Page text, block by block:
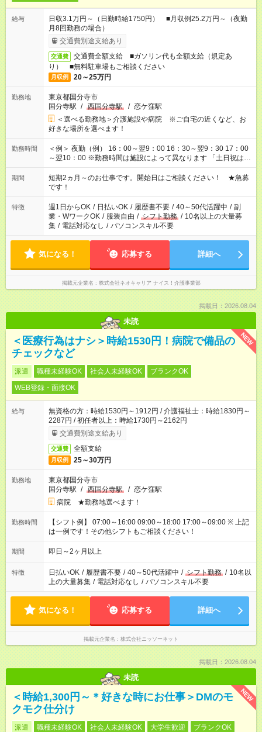
給与
日収3.1万円～（日勤時給1750円） ■月収例25.2万円～（夜勤
月8回勤務の場合）
交通費別途支給あり
交通費
交通費全額支給 ■ガソリン代も全額支給（規定あ
り） ■無料駐車場もご相談ください
月収例 20～25万円
勤務地
東京都国分寺市
国分寺駅 / 西国分寺駅 / 恋ケ窪駅
＜選べる勤務地＞介護施設や病院 ※ご自宅の近くなど、お
好きな場所を選べます！
勤務時間
＜例＞ 夜勤（例） 16：00～翌9：00 16：30～翌9：30 17：00
～翌10：00 ※勤務時間は施設によって異なります 「土日祝は休
みたい」 「しっかり稼ぎたい」 「もう少し遅い時間から始めた
い」など ご希望にあったお仕事をご案内いたします。 ※未経験
の方の場合は1～2ヶ月間は日中での仕事を経験いただき、 お
仕事に慣れてからの夜勤になります。 ★家庭の都合でお休みが
必要な場合も遠慮なくご相談ください。
期間
短期2ヵ月～のお仕事です。開始日はご相談ください！ ★急募
です！
特徴 週1日からOK / 日払いOK / 履歴書不要 / 40～50代活躍中 / 副
業・WワークOK / 服装自由 / シフト勤務 / 10名以上の大量募
集 / 電話対応なし / パソコンスキル不要
気になる！ 応募する 詳細へ
掲載元企業名 株式会社ネオキャリア ナイス！介護事業部
掲載日：2026.08.04
未読
NEW
＜医療行為はナシ＞時給1530円！病院で備品の
チェックなど
派遣 職種未経験OK 社会人未経験OK
ブランクOK
WEB登録・面接OK
給与
無資格の方：時給1530円～1912円 / 介護福祉士：時給1830円～
2287円 / 初任者以上：時給1730円～2162円
交通費別途支給あり
交通費 全額支給
月収例 25～30万円
勤務地
東京都国分寺市
国分寺駅 / 西国分寺駅 / 恋ケ窪駅
病院 ★勤務地選べます！
勤務時間
【シフト例】 07:00～16:00 09:00～18:00 17:00～09:00 ※ 上記
は一例です！その他シフトもご相談ください！
期間 即日～2ヶ月以上
特徴 日払いOK / 履歴書不要 / 40～50代活躍中 / シフト勤務 / 10名以
上の大量募集 / 電話対応なし / パソコンスキル不要
気になる！ 応募する 詳細へ
掲載元企業名 株式会社ニッソーネット
掲載日：2026.08.04
未読
NEW
＜時給1,300円～＊好きな時にお仕事＞DMのモ
クモク仕分け
派遣 職種未経験OK 社会人未経験OK 大学生歓迎
ブランクOK